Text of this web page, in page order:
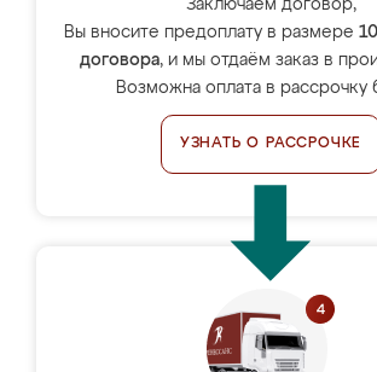
Заключаем договор,
Вы вносите предоплату в размере
договора, и мы отдаём заказ в
Возможна оплата в рассрочку
УЗНАТЬ О РАССРОЧКЕ